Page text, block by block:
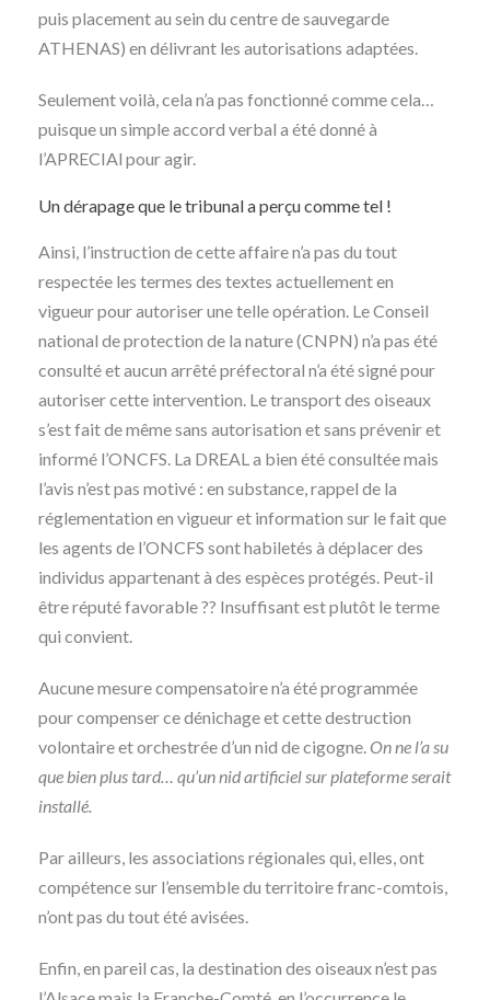
puis placement au sein du centre de sauvegarde
ATHENAS) en délivrant les autorisations adaptées.
Seulement voilà, cela n’a pas fonctionné comme cela…
puisque un simple accord verbal a été donné à
l’APRECIAl pour agir.
Un dérapage que le tribunal a perçu comme tel !
Ainsi, l’instruction de cette affaire n’a pas du tout
respectée les termes des textes actuellement en
vigueur pour autoriser une telle opération. Le Conseil
national de protection de la nature (CNPN) n’a pas été
consulté et aucun arrêté préfectoral n’a été signé pour
autoriser cette intervention. Le transport des oiseaux
s’est fait de même sans autorisation et sans prévenir et
informé l’ONCFS. La DREAL a bien été consultée mais
l’avis n’est pas motivé : en substance, rappel de la
réglementation en vigueur et information sur le fait que
les agents de l’ONCFS sont habiletés à déplacer des
individus appartenant à des espèces protégés. Peut-il
être réputé favorable ?? Insuffisant est plutôt le terme
qui convient.
Aucune mesure compensatoire n’a été programmée
pour compenser ce dénichage et cette destruction
volontaire et orchestrée d’un nid de cigogne. On ne l’a su
que bien plus tard… qu’un nid artificiel sur plateforme serait
installé.
Par ailleurs, les associations régionales qui, elles, ont
compétence sur l’ensemble du territoire franc-comtois,
n’ont pas du tout été avisées.
Enfin, en pareil cas, la destination des oiseaux n’est pas